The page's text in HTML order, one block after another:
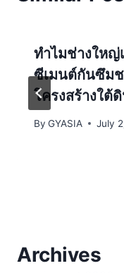
ทำไมช่างใหญ่
ซีเมนต์กันซึม
โครงสร้างใต้
By GYASIA July
Archives